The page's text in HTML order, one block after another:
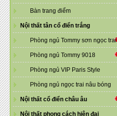
Bàn trang điểm
Nội thất tân cổ điển trắng
Phòng ngủ Tommy sơn ngọc trai
Phòng ngủ Tommy 9018
Phòng ngủ VIP Paris Style
Phòng ngủ ngọc trai nâu bóng
Nội thất cổ điển châu âu
Nội thất phong cách hiện đại